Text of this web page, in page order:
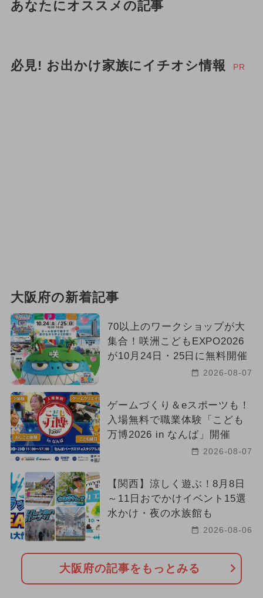
あなたにオススメの記事
必見! お出かけ家族にイチオシ情報 PR
大阪府の新着記事
70以上のワークショップが大
集合！咲洲こどもEXPO2026
が10月24日・25日に無料開催
2026-08-07
ゲームづくり＆eスポーツも！
入場無料で職業体験「こども
万博2026 in なんば」開催
2026-08-07
【関西】涼しく遊ぶ！8月8日
～11日おでかけイベント15選
水かけ・夜の水族館も
2026-08-06
大阪府の記事をもっとみる